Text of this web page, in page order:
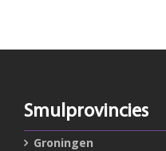
Smulprovincies
Groningen